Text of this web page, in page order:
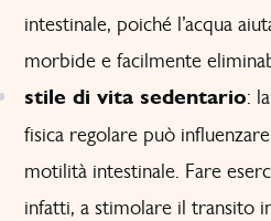
intestinale, poiché l’acqua
morbide e facilmente
stile di vita sedentario:
fisica regolare può
motilità intestinale. Fare
infatti, a stimolare il transito